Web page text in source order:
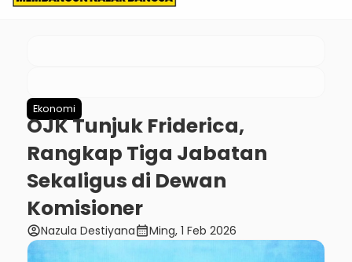
Ekonomi
OJK Tunjuk Friderica,
Rangkap Tiga Jabatan
Sekaligus di Dewan
Komisioner
account_circleNazula Destiyanacalendar_monthMing, 1 Feb 2026